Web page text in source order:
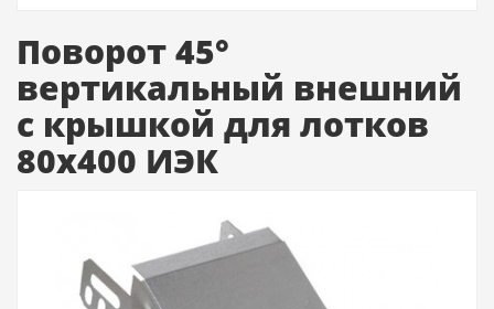
Поворот 45°
вертикальный внешний
с крышкой для лотков
80х400 ИЭК